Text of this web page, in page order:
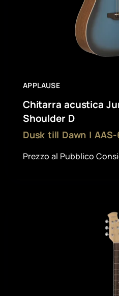
APPLAUSE
Chitarra acustica
Shoulder D
Dusk till Dawn | AAS-
Prezzo al Pubblico